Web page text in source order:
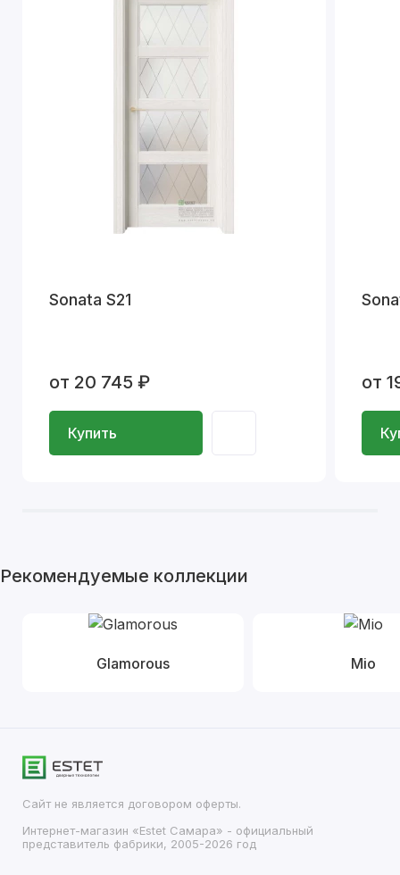
Sonata S21
от 20 745 ₽
Купить
от
Рекомендуемые коллекции
Glamorous Mio
Сайт не является договором оферты.
Интернет-магазин «Estet Самара» - официальный
представитель фабрики, 2005-2026 год